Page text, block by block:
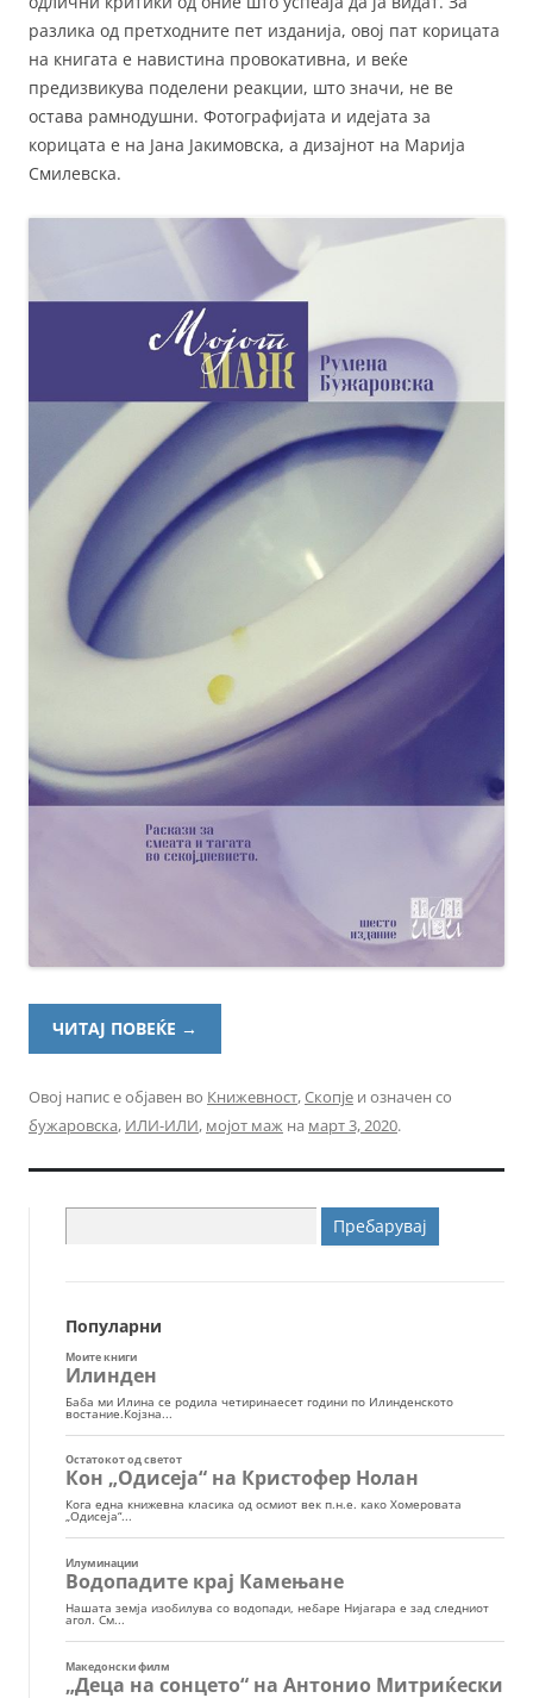
разлика од претходните пет изданија, овој пат корицата
на книгата е навистина провокативна, и веќе
предизвикува поделени реакции, што значи, не ве
остава рамнодушни. Фотографијата и идејата за
корицата е на Јана Јакимовска, а дизајнот на Марија
Смилевска.
ЧИТАЈ ПОВЕЌЕ →
Овој напис е објавен во Книжевност,Скопје и означен со
бужаровска, ИЛИ-ИЛИ, мојот маж на март 3, 2020.
за:
Популарни